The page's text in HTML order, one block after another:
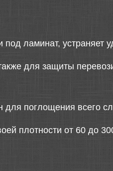
ламинат, устраняет
для защиты
поглощения всего
плотности от 60 до